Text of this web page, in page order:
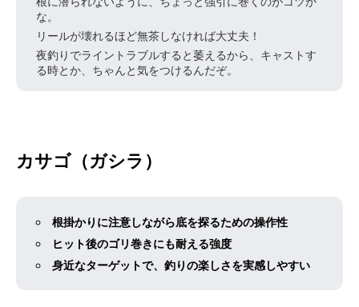
な。
リールが壊れるほど無茶しなければ大丈夫！
夜釣りでライントラブルすると萎えるから、キャストす
る時とか、ちゃんと気をつけるんだぞ。
カサゴ（ガシラ）
根掛かりに注意しながら底を探るための操作性
ヒット後のゴリ巻きにも耐える強度
身近なターゲットで、釣りの楽しさを実感しやすい